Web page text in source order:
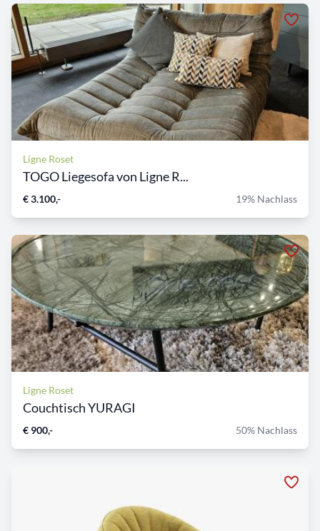
Ligne Roset
TOGO Liegesofa von Ligne R...
€ 3.100,- 19% Nachlass
Ligne Roset
Couchtisch YURAGI
€ 900,- 50% Nachlass